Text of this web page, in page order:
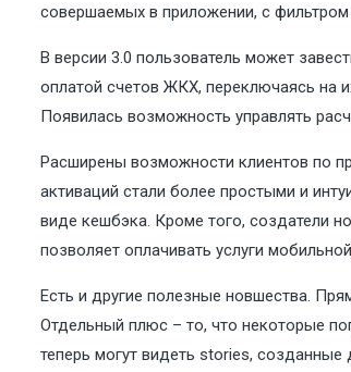
совершаемых в приложении, с фильтром
В версии 3.0 пользователь может
оплатой счетов ЖКХ, переключаясь на
Появилась возможность управлять
Расширены возможности клиентов по
активаций стали более простыми и
виде кешбэка. Кроме того, создатели
позволяет оплачивать услуги
Есть и другие полезные новшества.
Отдельный плюс – то, что некоторые
теперь могут видеть stories,